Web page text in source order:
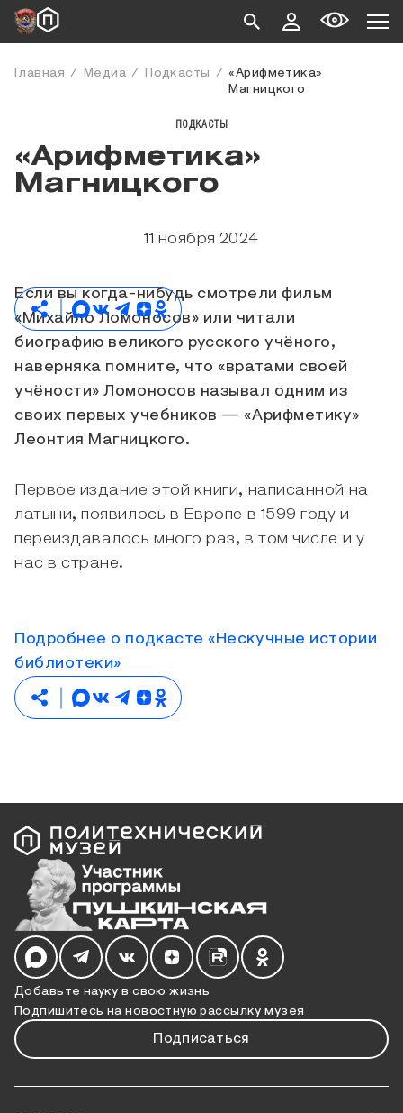
Главная Медиа Подкасты
«Арифметика»
Магницкого
ПОДКАСТЫ
«Арифметика»
Магницкого
11 ноября 2024
Если вы когда-нибудь смотрели фильм
«Михайло Ломоносов» или читали
биографию великого русского учёного,
наверняка помните, что «вратами своей
учёности» Ломоносов называл одним из
своих первых учебников — «Арифметику»
Леонтия Магницкого.
Первое издание этой книги, написанной на
латыни, появилось в Европе в 1599 году и
переиздавалось много раз, в том числе и у
нас в стране.
Подробнее о подкасте «Нескучные истории
библиотеки»
Добавьте науку в свою жизнь
Подпишитесь на новостную рассылку музея
Подписаться
Мы в социальных сетях